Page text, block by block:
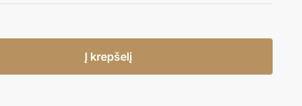
Į krepšelį